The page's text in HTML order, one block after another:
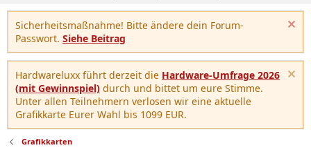
Sicherheitsmaßnahme! Bitte ändere dein Forum-
Passwort. Siehe Beitrag
Hardwareluxx führt derzeit die Hardware-Umfrage 2026
(mit Gewinnspiel) durch und bittet um eure Stimme.
Unter allen Teilnehmern verlosen wir eine aktuelle
Grafikkarte Eurer Wahl bis 1099 EUR.
Grafikkarten